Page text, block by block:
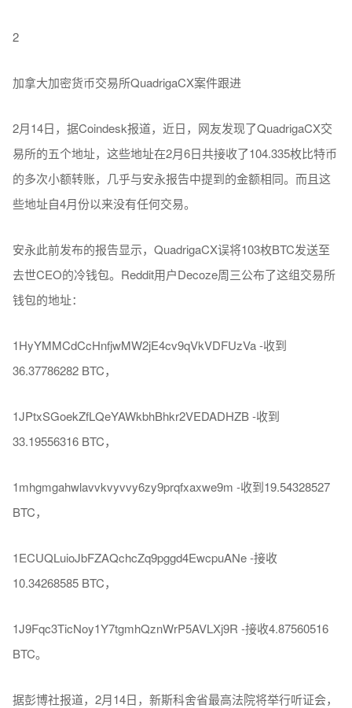
2
加拿大加密货币交易所QuadrigaCX案件跟进
2月14日，据Coindesk报道，近日，网友发现了QuadrigaCX交
易所的五个地址，这些地址在2月6日共接收了104.335枚比特币
的多次小额转账，几乎与安永报告中提到的金额相同。而且这
些地址自4月份以来没有任何交易。
安永此前发布的报告显示，QuadrigaCX误将103枚BTC发送至
去世CEO的冷钱包。Reddit用户Decoze周三公布了这组交易所
钱包的地址：
1HyYMMCdCcHnfjwMW2jE4cv9qVkVDFUzVa -收到
36.37786282 BTC，
1JPtxSGoekZfLQeYAWkbhBhkr2VEDADHZB -收到
33.19556316 BTC，
1mhgmgahwlavvkvyvvy6zy9prqfxaxwe9m -收到19.54328527
BTC，
1ECUQLuioJbFZAQchcZq9pggd4EwcpuANe -接收
10.34268585 BTC，
1J9Fqc3TicNoy1Y7tgmhQznWrP5AVLXj9R -接收4.87560516
BTC。
据彭博社报道，2月14日，新斯科舍省最高法院将举行听证会，